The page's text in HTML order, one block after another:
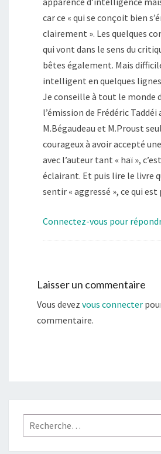
car ce « qui se conçoit bien
clairement ». Les quelques
qui vont dans le sens du
bêtes également. Mais
intelligent en quelques
Je conseille à tout le monde
l’émission de Frédéric Taddéi
M.Bégaudeau et M.Proust
courageux à avoir accepté
avec l’auteur tant « haï »,
éclairant. Et puis lire le livre
sentir « aggressé », ce qui
Connectez-vous pour
Laisser un commentaire
Vous devez vous connecter
commentaire.
Rechercher :